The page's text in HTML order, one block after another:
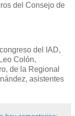
del Consejo de
del IAD,
Colón,
de la Regional
asistentes